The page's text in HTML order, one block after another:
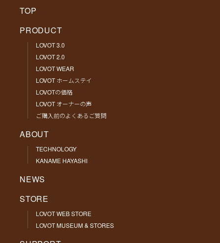
TOP
PRODUCT
LOVOT 3.0
LOVOT 2.0
LOVOT WEAR
LOVOT ホームステイ
LOVOTの価格
LOVOT オーナーの声
ご購入前のよくあるご質問
ABOUT
TECHNOLOGY
KANAME HAYASHI
NEWS
STORE
LOVOT WEB STORE
LOVOT MUSEUM & STORES